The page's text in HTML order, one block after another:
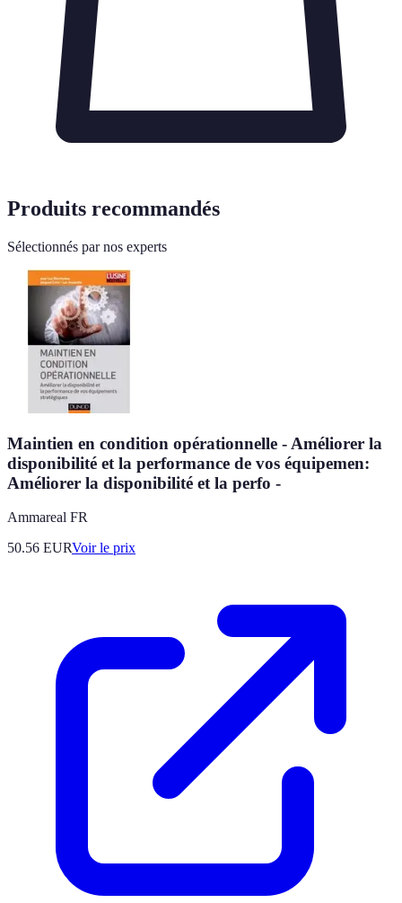
Produits recommandés
Sélectionnés par nos experts
Maintien en condition opérationnelle - Améliorer la
disponibilité et la performance de vos équipemen:
Améliorer la disponibilité et la perfo -
Ammareal FR
50.56 EURVoir le prix